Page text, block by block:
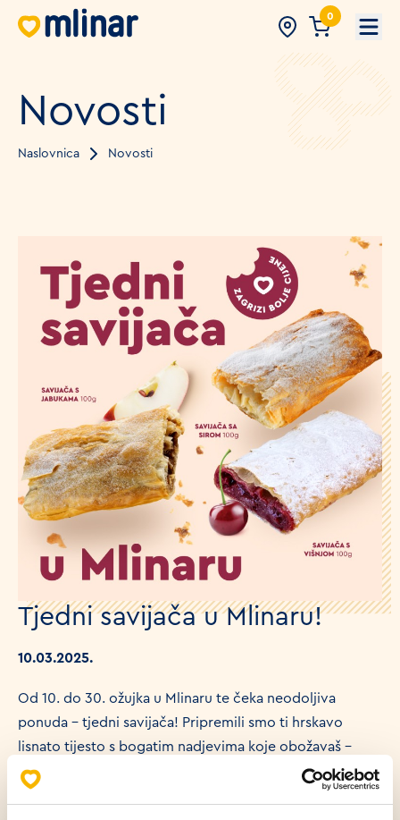
0
Novosti
Naslovnica Novosti
Tjedni savijača u Mlinaru!
10.03.2025.
Od 10. do 30. ožujka u Mlinaru te čeka neodoljiva
ponuda – tjedni savijača! Pripremili smo ti hrskavo
lisnato tijesto s bogatim nadjevima koje obožavaš –
biraj između kremastog sira, sočnih jabuka ili zavodljivih